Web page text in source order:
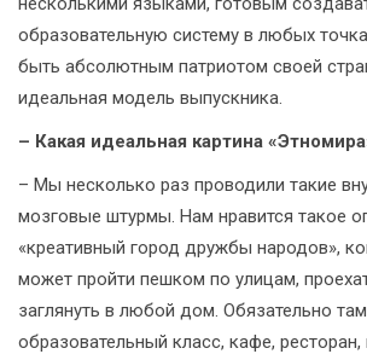
образовательную систему в любых
быть абсолютным патриотом своей
идеальная модель выпускника.
– Какая идеальная картина
– Мы несколько раз проводили такие
мозговые штурмы. Нам нравится такое
«креативный город дружбы народов»,
может пройти пешком по улицам,
заглянуть в любой дом. Обязательно
образовательный класс, кафе, ресторан,